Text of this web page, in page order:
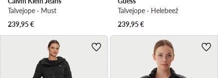
Talvejope · Must
239,95€
Talvejope · Helebeež
239,95€